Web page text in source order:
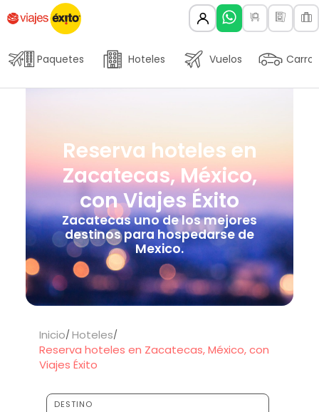
Paquetes Hoteles Vuelos Carros
Reserva hoteles en
Zacatecas, México,
con Viajes Éxito
Zacatecas uno de los mejores
destinos para hospedarse de
Mexico.
Inicio Hoteles
Reserva hoteles en Zacatecas, México, con
Viajes Éxito
DESTINO